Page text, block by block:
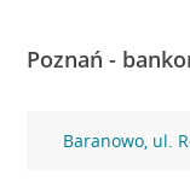
Poznań -
Baranowo, ul.